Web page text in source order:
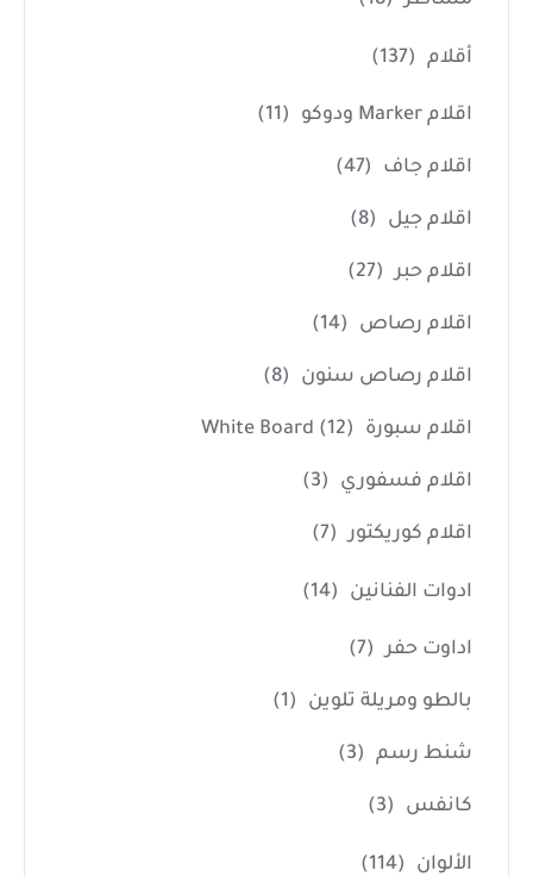
أقلام (137)
اقلام Marker ودوكو (11)
اقلام جاف (47)
اقلام جيل (8)
اقلام حبر (27)
اقلام رصاص (14)
اقلام رصاص سنون (8)
اقلام سبورة White Board (12)
اقلام فسفوري (3)
اقلام كوريكتور (7)
ادوات الفنانين (14)
اداوت حفر (7)
بالطو ومريلة تلوين (1)
شنط رسم (3)
كانفس (3)
الألوان (114)